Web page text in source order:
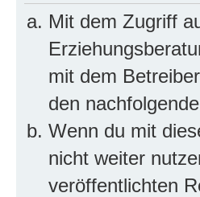
Mit dem Zugriff
mit dem
den
Wenn du mit
nicht weiter
veröffentlichten